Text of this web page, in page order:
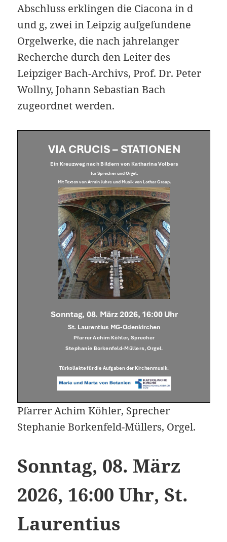
Abschluss erklingen die Ciacona in d
und g, zwei in Leipzig aufgefundene
Orgelwerke, die nach jahrelanger
Recherche durch den Leiter des
Leipziger Bach-Archivs, Prof. Dr. Peter
Wollny, Johann Sebastian Bach
zugeordnet werden.
Pfarrer Achim Köhler, Sprecher
Stephanie Borkenfeld-Müllers, Orgel.
Sonntag, 08. März
2026, 16:00 Uhr, St.
Laurentius